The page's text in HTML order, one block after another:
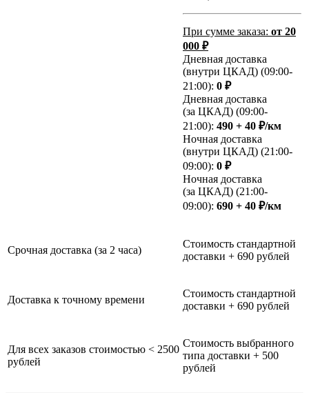
При сумме заказа: от 20
000 ₽
Дневная доставка
(внутри ЦКАД) (09:00-
21:00): 0 ₽
Дневная доставка
(за ЦКАД) (09:00-
21:00): 490 + 40 ₽/км
Ночная доставка
(внутри ЦКАД) (21:00-
09:00): 0 ₽
Ночная доставка
(за ЦКАД) (21:00-
09:00): 690 + 40 ₽/км
Срочная доставка (за 2 часа)
Стоимость стандартной
доставки + 690 рублей
Доставка к точному времени
Стоимость стандартной
доставки + 690 рублей
Для всех заказов стоимостью < 2500
рублей
Стоимость выбранного
типа доставки + 500
рублей